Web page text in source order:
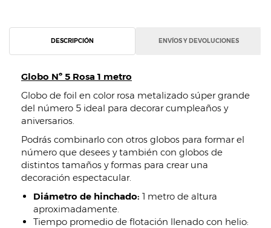
DESCRIPCIÓN ENVÍOS Y DEVOLUCIONES
Globo Nº 5 Rosa 1 metro
Globo de foil en color rosa metalizado súper grande
del número 5 ideal para decorar cumpleaños y
aniversarios.
Podrás combinarlo con otros globos para formar el
número que desees y también con globos de
distintos tamaños y formas para crear una
decoración espectacular.
Diámetro de hinchado: 1 metro de altura
aproximadamente.
Tiempo promedio de flotación llenado con helio: